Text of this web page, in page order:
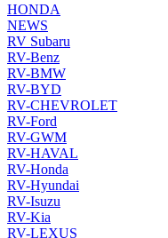
HONDA
NEWS
RV Subaru
RV-Benz
RV-BMW
RV-BYD
RV-CHEVROLET
RV-Ford
RV-GWM
RV-HAVAL
RV-Honda
RV-Hyundai
RV-Isuzu
RV-Kia
RV-LEXUS